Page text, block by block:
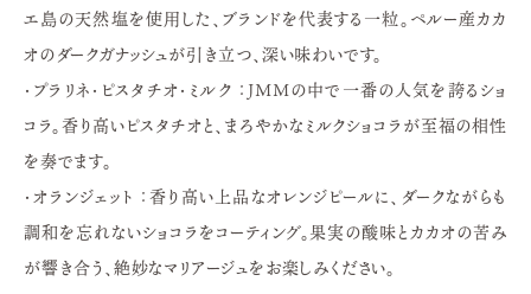
エ島の天然塩を使用した、ブランドを代表する一粒。ペルー産カカ
オのダークガナッシュが引き立つ、深い味わいです。
・プラリネ・ピスタチオ・ミルク ：JMMの中で一番の人気を誇るショ
コラ。香り高いピスタチオと、まろやかなミルクショコラが至福の相性
を奏でます。
・オランジェット ：香り高い上品なオレンジピールに、ダークながらも
調和を忘れないショコラをコーティング。果実の酸味とカカオの苦み
が響き合う、絶妙なマリアージュをお楽しみください。